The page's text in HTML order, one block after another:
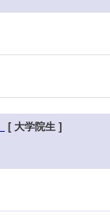
[ 大学院生 ]